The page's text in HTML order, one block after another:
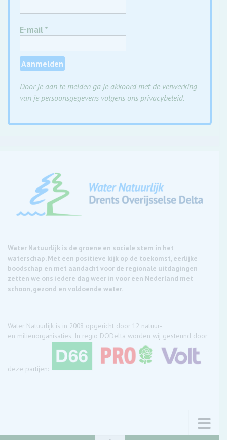
E-mail *
Door je aan te melden ga je akkoord met de verwerking
van je persoonsgegevens volgens ons privacybeleid.
Water Natuurlijk is de groene en sociale stem in het
waterschap. Met een positieve kijk op de toekomst, eerlijke
boodschap en met aandacht voor de regionale uitdagingen
zetten we ons iedere dag weer in voor een Nederland met
schoon, gezond en voldoende water.
Water Natuurlijk is in 2008 opgericht door 12 natuur-
en milieuorganisaties. In regio DODelta worden wij gesteund door
deze partijen: